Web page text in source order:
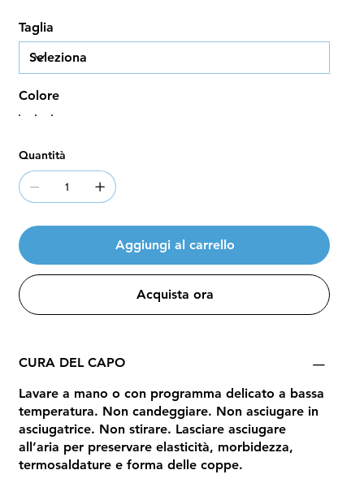
Taglia
Colore
Quantità
Aggiungi al carrello
Acquista ora
CURA DEL CAPO
Lavare a mano o con programma delicato a bassa
temperatura. Non candeggiare. Non asciugare in
asciugatrice. Non stirare. Lasciare asciugare
all’aria per preservare elasticità, morbidezza,
termosaldature e forma delle coppe.